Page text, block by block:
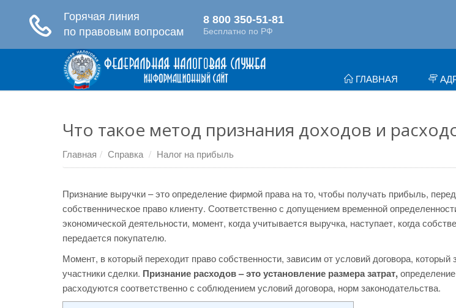
ГЛАВНАЯ
Что такое метод признания доходов и
Главная Справка Налог на прибыль
Признание выручки – это определение фирмой права на то, чтобы получать прибыль,
собственническое право клиенту. Соответственно с допущением временной
экономической деятельности, момент, когда учитывается выручка, наступает, когда
передается покупателю.
Момент, в который переходит право собственности, зависим от условий договора, который
участники сделки. Признание расходов – это установление размера затрат,
расходуются соответственно с соблюдением условий договора, норм законодательства.